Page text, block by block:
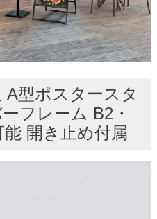
型ポスタースタ
フレーム B2・
開き止め付属